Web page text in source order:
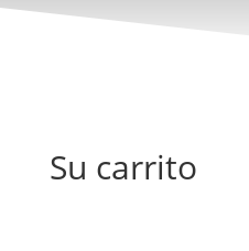
Su carrito